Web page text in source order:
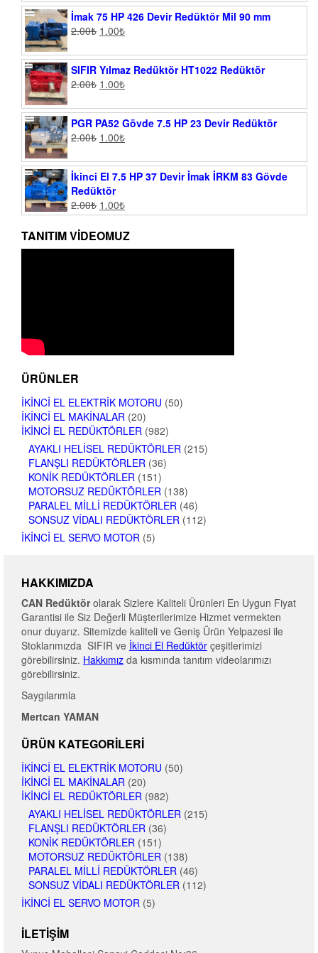
İmak 75 HP 426 Devir Redüktör Mil 90 mm
2.00₺ 1.00₺
SIFIR Yılmaz Redüktör HT1022 Redüktör
2.00₺ 1.00₺
PGR PA52 Gövde 7.5 HP 23 Devir Redüktör
2.00₺ 1.00₺
İkinci El 7.5 HP 37 Devir İmak İRKM 83 Gövde
Redüktör
2.00₺ 1.00₺
TANITIM VIDEOMUZ
ÜRÜNLER
İKINCI EL ELEKTRIK MOTORU (50)
İKINCI EL MAKINALAR (20)
İKINCI EL REDÜKTÖRLER (982)
AYAKLI HELISEL REDÜKTÖRLER (215)
FLANŞLI REDÜKTÖRLER (36)
KONIK REDÜKTÖRLER (151)
MOTORSUZ REDÜKTÖRLER (138)
PARALEL MILLI REDÜKTÖRLER (46)
SONSUZ VIDALI REDÜKTÖRLER (112)
İKINCI EL SERVO MOTOR (5)
HAKKIMIZDA
CAN Redüktörolarak Sizlere Kaliteli Ürünleri En Uygun Fiyat
Garantisi ile Siz Değerli Müşterilerimize Hizmet vermekten
onur duyarız. Sitemizde kaliteli ve Geniş Ürün Yelpazesi ile
Stoklarımızda SIFIR ve İkinci El Redüktör çeşitlerimizi
görebilirsiniz. Hakkımız da kısmında tanıtım videolarımızı
görebilirsiniz.
Saygılarımla
Mertcan YAMAN
ÜRÜN KATEGORILERI
İKINCI EL ELEKTRIK MOTORU (50)
İKINCI EL MAKINALAR (20)
İKINCI EL REDÜKTÖRLER (982)
AYAKLI HELISEL REDÜKTÖRLER (215)
FLANŞLI REDÜKTÖRLER (36)
KONIK REDÜKTÖRLER (151)
MOTORSUZ REDÜKTÖRLER (138)
PARALEL MILLI REDÜKTÖRLER (46)
SONSUZ VIDALI REDÜKTÖRLER (112)
İKINCI EL SERVO MOTOR (5)
İLETIŞIM